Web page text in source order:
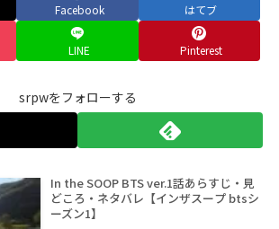
Facebook はてブ
LINE Pinterest
srpwをフォローする
In the SOOP BTS ver.1話あらすじ・見
どころ・ネタバレ【インザスープ btsシ
ーズン1】